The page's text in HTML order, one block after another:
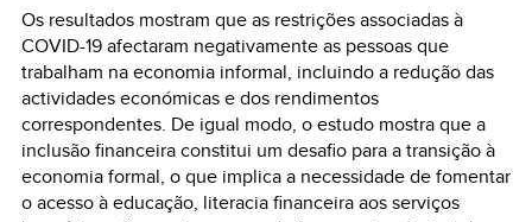
Os resultados mostram que as restrições associadas à
COVID-19 afectaram negativamente as pessoas que
trabalham na economia informal, incluindo a redução das
actividades económicas e dos rendimentos
correspondentes. De igual modo, o estudo mostra que a
inclusão financeira constitui um desafio para a transição à
economia formal, o que implica a necessidade de fomentar
o acesso à educação, literacia financeira aos serviços